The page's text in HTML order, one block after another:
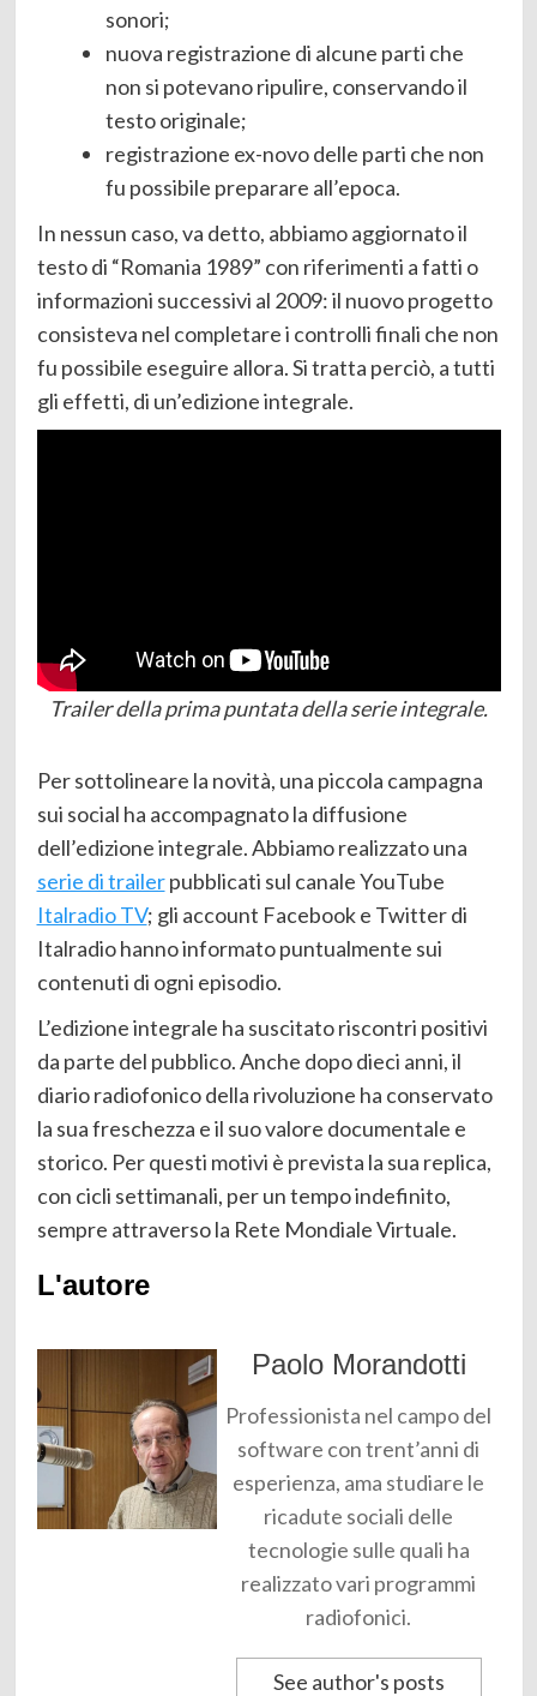
sonori;
nuova registrazione di alcune parti che
non si potevano ripulire, conservando il
testo originale;
registrazione ex-novo delle parti che non
fu possibile preparare all’epoca.
In nessun caso, va detto, abbiamo aggiornato il
testo di “Romania 1989” con riferimenti a fatti o
informazioni successivi al 2009: il nuovo progetto
consisteva nel completare i controlli finali che non
fu possibile eseguire allora. Si tratta perciò, a tutti
gli effetti, di un’edizione integrale.
Trailer della prima puntata della serie integrale.
Per sottolineare la novità, una piccola campagna
sui social ha accompagnato la diffusione
dell’edizione integrale. Abbiamo realizzato una
serie di trailerpubblicati sul canale YouTube
Italradio TV; gli account Facebook e Twitter di
Italradio hanno informato puntualmente sui
contenuti di ogni episodio.
L’edizione integrale ha suscitato riscontri positivi
da parte del pubblico. Anche dopo dieci anni, il
diario radiofonico della rivoluzione ha conservato
la sua freschezza e il suo valore documentale e
storico. Per questi motivi è prevista la sua replica,
con cicli settimanali, per un tempo indefinito,
sempre attraverso la Rete Mondiale Virtuale.
L'autore
Paolo Morandotti
Professionista nel campo del
software con trent’anni di
esperienza, ama studiare le
ricadute sociali delle
tecnologie sulle quali ha
realizzato vari programmi
radiofonici.
See author's posts